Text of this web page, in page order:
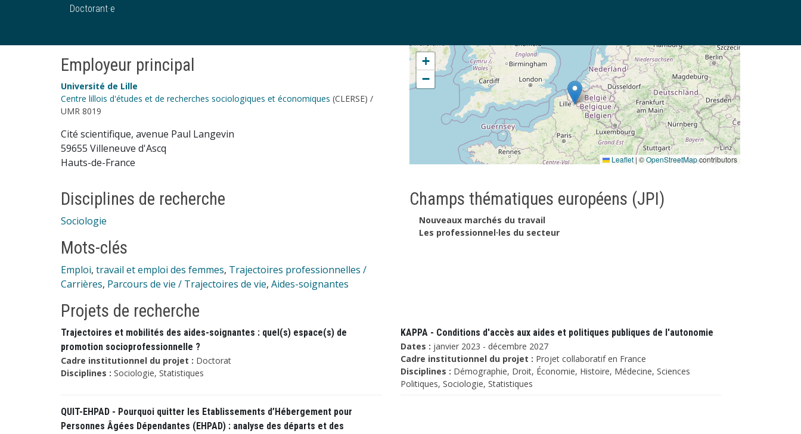
Doctorant·e
Employeur principal
Université de Lille
Centre lillois d'études et de recherches sociologiques et économiques (CLERSE) /
UMR 8019
Cité scientifique, avenue Paul Langevin
59655 Villeneuve d'Ascq
Hauts-de-France
+
−
Leaflet | ©OpenStreetMapcontributors
Disciplines de recherche
Sociologie
Mots-clés
Emploi, travail et emploi des femmes, Trajectoires professionnelles /
Carrières, Parcours de vie / Trajectoires de vie, Aides-soignantes
Champs thématiques européens (JPI)
Nouveaux marchés du travail
Les professionnel·les du secteur
Projets de recherche
Trajectoires et mobilités des aides-soignantes : quel(s) espace(s) de
promotion socioprofessionnelle ?
Cadre institutionnel du projet : Doctorat
Disciplines : Sociologie, Statistiques
KAPPA - Conditions d'accès aux aides et politiques publiques de l'autonomie
Dates : janvier 2023 - décembre 2027
Cadre institutionnel du projet : Projet collaboratif en France
Disciplines : Démographie, Droit, Économie, Histoire, Médecine, Sciences
Politiques, Sociologie, Statistiques
QUIT-EHPAD - Pourquoi quitter les Etablissements d’Hébergement pour
Personnes Âgées Dépendantes (EHPAD) : analyse des départs et des